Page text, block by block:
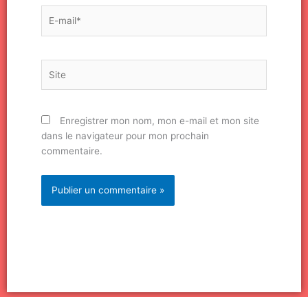
mail*
Enregistrer mon nom, mon e-mail et mon site
dans le navigateur pour mon prochain
commentaire.